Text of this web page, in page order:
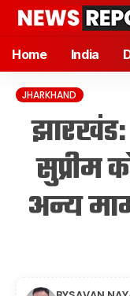
Home India
JHARKHAND
झारखंड:
सुप्रीम
अन्य